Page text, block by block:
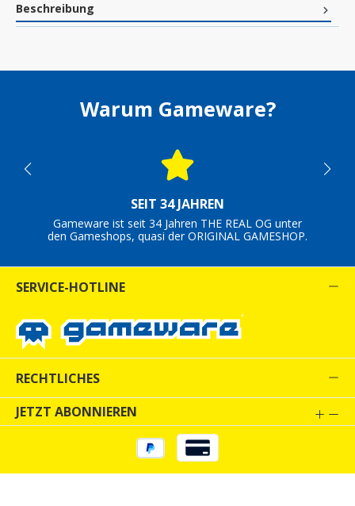
Beschreibung
Warum Gameware?
SEIT 34 JAHREN
Gameware ist seit 34 Jahren THE REAL OG unter
den Gameshops, quasi der ORIGINAL GAMESHOP.
SERVICE-HOTLINE
RECHTLICHES
JETZT ABONNIEREN